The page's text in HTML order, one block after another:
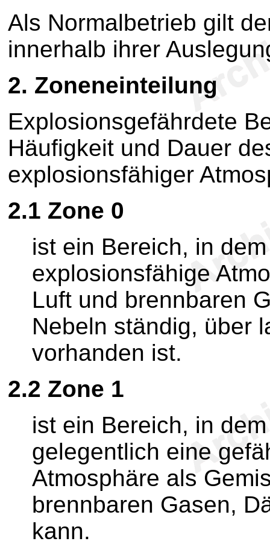
Als Normalbetrieb gilt
innerhalb ihrer
2. Zoneneinteilung
Explosionsgefährdete
Häufigkeit und Dauer
explosionsfähiger
2.1 Zone 0
ist ein Bereich, in
explosionsfähige
Luft und brennbaren
Nebeln ständig, über
vorhanden ist.
2.2 Zone 1
ist ein Bereich, in
gelegentlich eine
Atmosphäre als
brennbaren Gasen,
kann.